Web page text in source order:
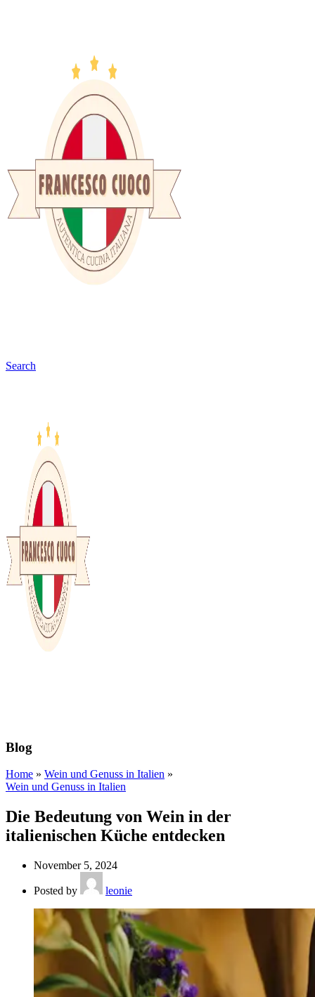
Search
Blog
Home » Wein und Genuss in Italien »
Wein und Genuss in Italien
Die Bedeutung von Wein in der
italienischen Küche entdecken
November 5, 2024
Posted by leonie